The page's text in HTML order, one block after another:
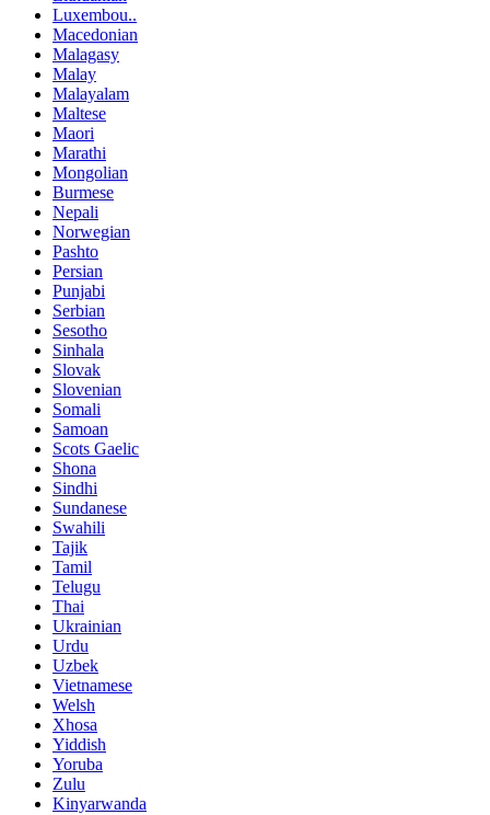
Luxembou..
Macedonian
Malagasy
Malay
Malayalam
Maltese
Maori
Marathi
Mongolian
Burmese
Nepali
Norwegian
Pashto
Persian
Punjabi
Serbian
Sesotho
Sinhala
Slovak
Slovenian
Somali
Samoan
Scots Gaelic
Shona
Sindhi
Sundanese
Swahili
Tajik
Tamil
Telugu
Thai
Ukrainian
Urdu
Uzbek
Vietnamese
Welsh
Xhosa
Yiddish
Yoruba
Zulu
Kinyarwanda